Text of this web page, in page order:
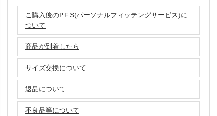
ご購入後のP.F.S(パーソナルフィッテングサービス)に
ついて
商品が到着したら
サイズ交換について
返品について
不良品等について